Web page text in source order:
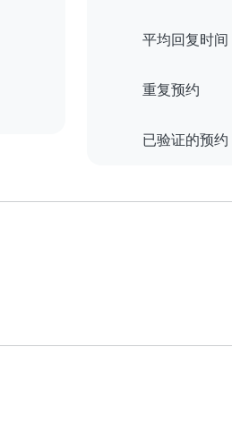
平均回复时间
重复预约
已验证的预约